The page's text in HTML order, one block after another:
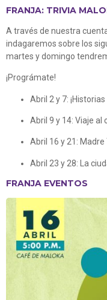
FRANJA: TRIVIA
A través de nuestra
indagaremos sobre los
martes y domingo
¡Prográmate!
Abril 2 y 7:
Abril 9 y 14: Viaje al
Abril 16 y 21:
Abril 23 y 28: La
FRANJA EVENTOS